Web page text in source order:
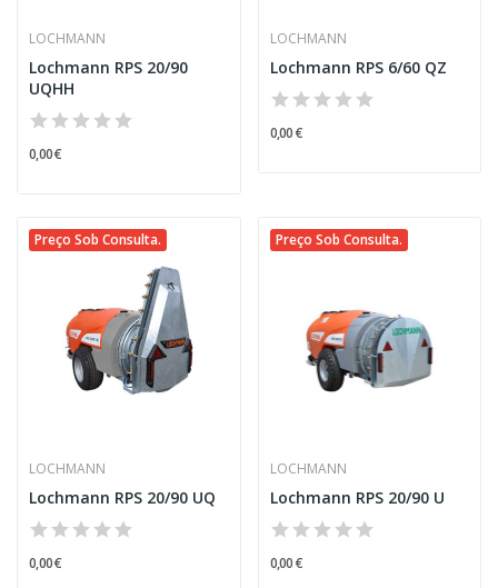
LOCHMANN
Lochmann RPS 20/90
UQHH
0,00 €
LOCHMANN
Lochmann RPS 6/60 QZ
0,00 €
Preço Sob Consulta.
LOCHMANN
Lochmann RPS 20/90 UQ
0,00 €
Preço Sob Consulta.
LOCHMANN
Lochmann RPS 20/90 U
0,00 €